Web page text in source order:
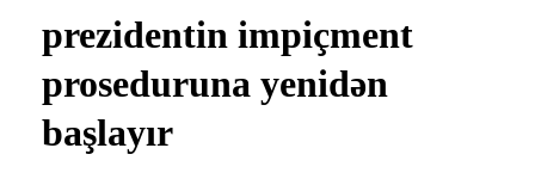
prezidentin impiçment
proseduruna yenidən
başlayır